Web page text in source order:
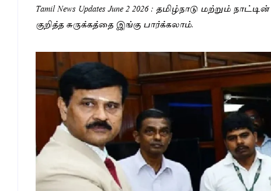
Tamil News Updates June 2 2026 : தமிழ்நாடு மற்றும்
குறித்த சுருக்கத்தை இங்கு பார்க்கலாம்.